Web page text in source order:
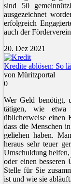
sind 50
ausgezeichnet
erfolgreich
auch der
20. Dez 2021
Kredite ablösen: So
von Müritzportal
0
Wer Geld benötigt,
tätigen, wie
üblicherweise einen
dass die Menschen
geliehen haben.
heraus sehr teuer
Umschuldung
oder einen besseren
Stelle für Sie
ist und wie sie abläuft.